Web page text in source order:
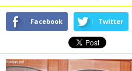
Facebook Twitter